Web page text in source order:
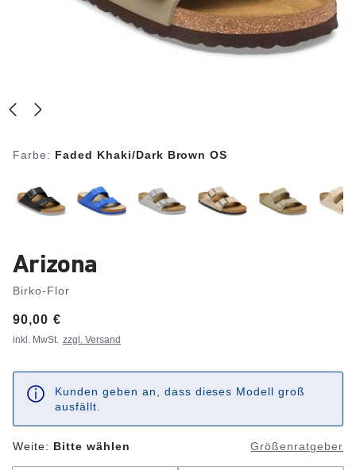
Farbe: Faded Khaki/Dark Brown OS
Arizona
Birko-Flor
Price:
90,00 €
inkl. MwSt. zzgl. Versand
Kunden geben an, dass dieses Modell groß
ausfällt.
Weite: Bitte wählen Größenratgeber